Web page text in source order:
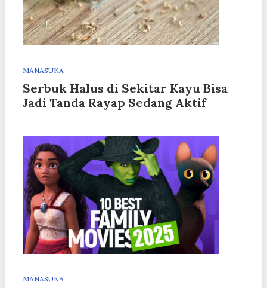
MANASUKA
Serbuk Halus di Sekitar Kayu Bisa
Jadi Tanda Rayap Sedang Aktif
MANASUKA